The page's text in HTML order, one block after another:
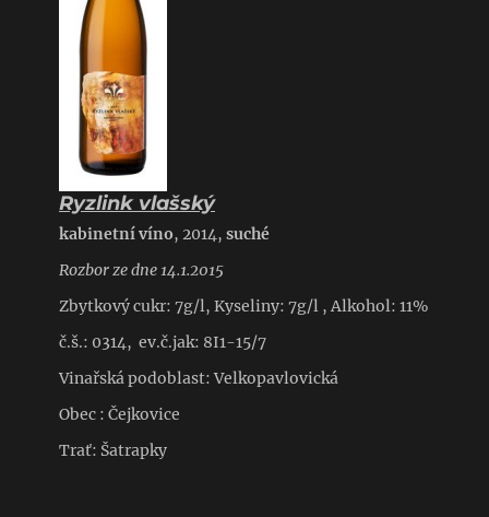
Ryzlink vlašský
kabinetní víno, 2014, suché
Rozbor ze dne 14.1.2015
Zbytkový cukr: 7g/l, Kyseliny: 7g/l , Alkohol: 11%
č.š.: 0314, ev.č.jak: 8I1-15/7
Vinařská podoblast: Velkopavlovická
Obec : Čejkovice
Trať: Šatrapky